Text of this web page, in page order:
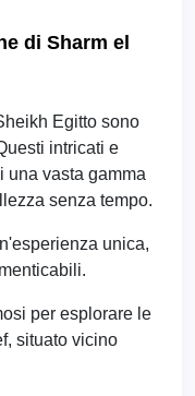
di Sharm el
Egitto sono
intricati e
una vasta gamma
senza tempo.
unica,
per esplorare le
situato vicino